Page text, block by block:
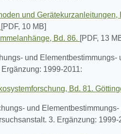
und Gerätekurzanleitungen,
[PDF, 10 MB]
Bd. 86. [PDF, 13
und
1999-2011:
Bd. 81.
und
3. Ergänzung: 1999-